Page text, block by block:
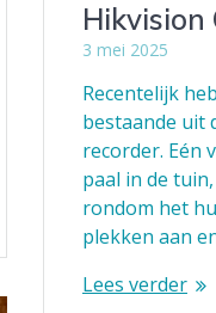
Hikvision
3 mei 2025
Recentelijk
bestaande uit
recorder. Eén
paal in de
rondom het
plekken aan
Lees verder